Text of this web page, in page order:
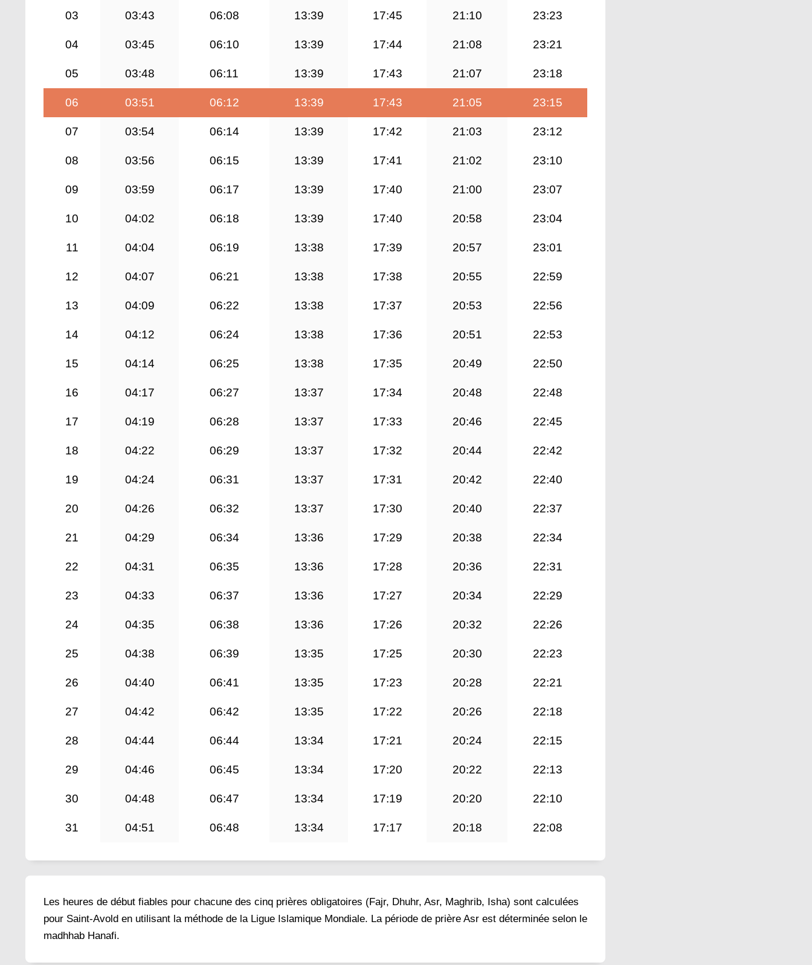
03 03:43 06:08 13:39 17:45 21:10 23:23
04 03:45 06:10 13:39 17:44 21:08 23:21
05 03:48 06:11 13:39 17:43 21:07 23:18
06 03:51 06:12 13:39 17:43 21:05 23:15
07 03:54 06:14 13:39 17:42 21:03 23:12
08 03:56 06:15 13:39 17:41 21:02 23:10
09 03:59 06:17 13:39 17:40 21:00 23:07
10 04:02 06:18 13:39 17:40 20:58 23:04
11 04:04 06:19 13:38 17:39 20:57 23:01
12 04:07 06:21 13:38 17:38 20:55 22:59
13 04:09 06:22 13:38 17:37 20:53 22:56
14 04:12 06:24 13:38 17:36 20:51 22:53
15 04:14 06:25 13:38 17:35 20:49 22:50
16 04:17 06:27 13:37 17:34 20:48 22:48
17 04:19 06:28 13:37 17:33 20:46 22:45
18 04:22 06:29 13:37 17:32 20:44 22:42
19 04:24 06:31 13:37 17:31 20:42 22:40
20 04:26 06:32 13:37 17:30 20:40 22:37
21 04:29 06:34 13:36 17:29 20:38 22:34
22 04:31 06:35 13:36 17:28 20:36 22:31
23 04:33 06:37 13:36 17:27 20:34 22:29
24 04:35 06:38 13:36 17:26 20:32 22:26
25 04:38 06:39 13:35 17:25 20:30 22:23
26 04:40 06:41 13:35 17:23 20:28 22:21
27 04:42 06:42 13:35 17:22 20:26 22:18
28 04:44 06:44 13:34 17:21 20:24 22:15
29 04:46 06:45 13:34 17:20 20:22 22:13
30 04:48 06:47 13:34 17:19 20:20 22:10
31 04:51 06:48 13:34 17:17 20:18 22:08
Les heures de début fiables pour chacune des cinq prières obligatoires (Fajr, Dhuhr, Asr, Maghrib, Isha) sont calculées
pour Saint-Avold en utilisant la méthode de la Ligue Islamique Mondiale. La période de prière Asr est déterminée selon le
madhhab Hanafi.